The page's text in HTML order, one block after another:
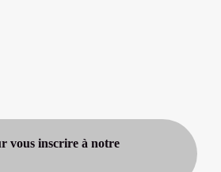
vous inscrire à notre